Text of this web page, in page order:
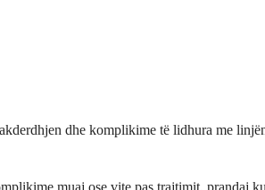
dhe komplikime të lidhura me
muaj ose vite pas trajtimit, prandaj